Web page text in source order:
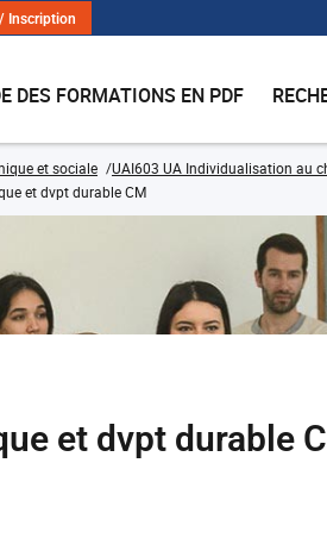
Inscription
DES FORMATIONS EN PDF
et sociale UAI603 UA Individualisation au
et dvpt durable CM
et dvpt durable